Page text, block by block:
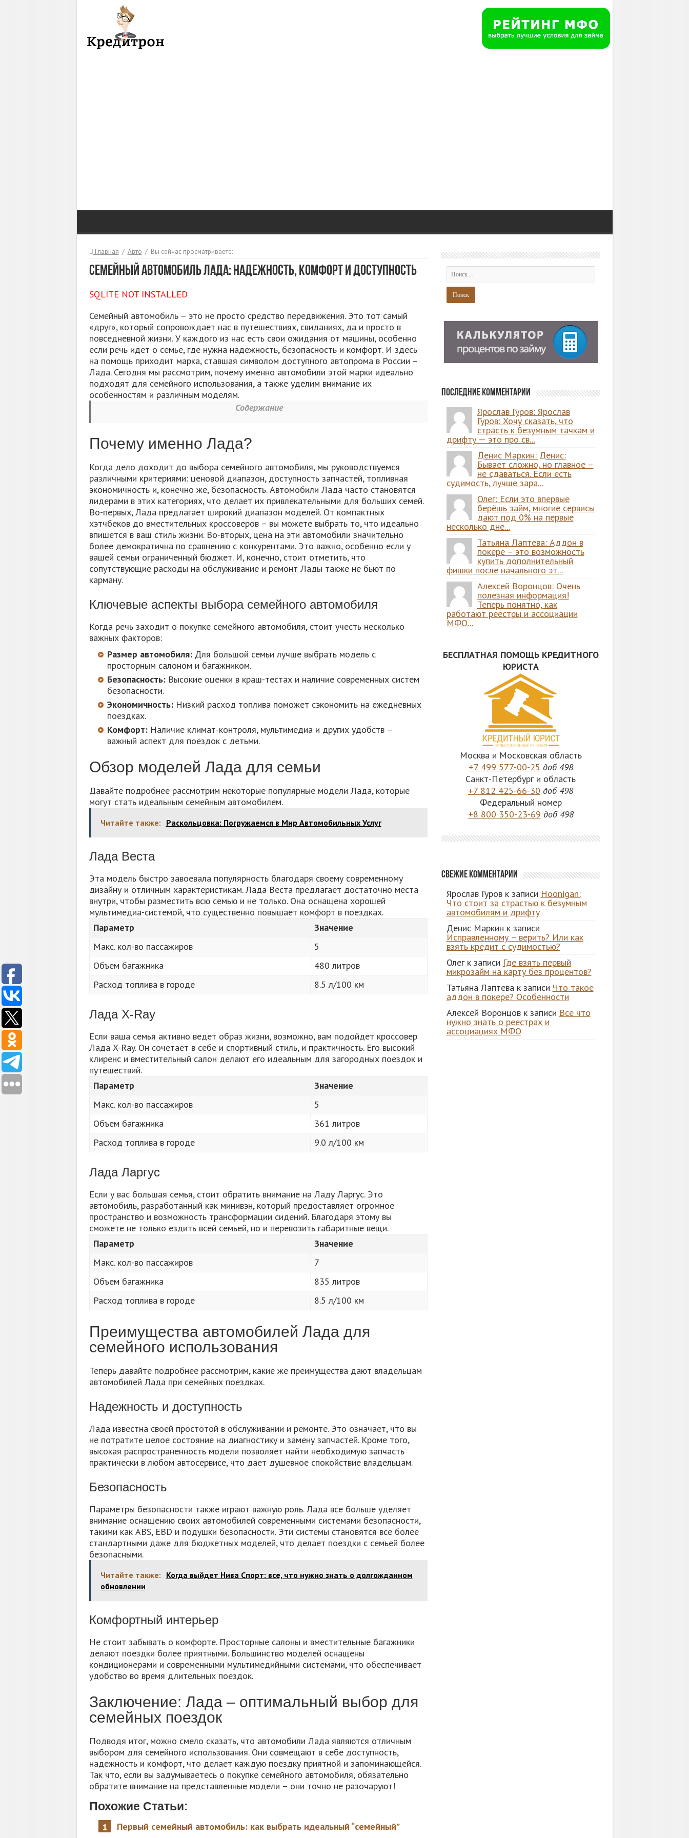
Главная / Авто / Вы сейчас просматриваете:
Семейный автомобиль Лада: надежность, комфорт и доступность
SQLITE NOT INSTALLED
Семейный автомобиль – это не просто средство передвижения. Это тот самый
«друг», который сопровождает нас в путешествиях, свиданиях, да и просто в
повседневной жизни. У каждого из нас есть свои ожидания от машины, особенно
если речь идет о семье, где нужна надежность, безопасность и комфорт. И здесь
на помощь приходит марка, ставшая символом доступного автопрома в России –
Лада. Сегодня мы рассмотрим, почему именно автомобили этой марки идеально
подходят для семейного использования, а также уделим внимание их
особенностям и различным моделям.
Содержание
Почему именно Лада?
Когда дело доходит до выбора семейного автомобиля, мы руководствуемся
различными критериями: ценовой диапазон, доступность запчастей, топливная
экономичность и, конечно же, безопасность. Автомобили Лада часто становятся
лидерами в этих категориях, что делает их привлекательными для больших семей.
Во-первых, Лада предлагает широкий диапазон моделей. От компактных
хэтчбеков до вместительных кроссоверов – вы можете выбрать то, что идеально
впишется в ваш стиль жизни. Во-вторых, цена на эти автомобили значительно
более демократична по сравнению с конкурентами. Это важно, особенно если у
вашей семьи ограниченный бюджет. И, конечно, стоит отметить, что
сопутствующие расходы на обслуживание и ремонт Лады также не бьют по
карману.
Ключевые аспекты выбора семейного автомобиля
Когда речь заходит о покупке семейного автомобиля, стоит учесть несколько
важных факторов:
Размер автомобиля:Для большой семьи лучше выбрать модель с
просторным салоном и багажником.
Безопасность:Высокие оценки в краш-тестах и наличие современных систем
безопасности.
Экономичность:Низкий расход топлива поможет сэкономить на ежедневных
поездках.
Комфорт:Наличие климат-контроля, мультимедиа и других удобств –
важный аспект для поездок с детьми.
Обзор моделей Лада для семьи
Давайте подробнее рассмотрим некоторые популярные модели Лада, которые
могут стать идеальным семейным автомобилем.
Читайте также: Раскольцовка: Погружаемся в Мир Автомобильных Услуг
Лада Веста
Эта модель быстро завоевала популярность благодаря своему современному
дизайну и отличным характеристикам. Лада Веста предлагает достаточно места
внутри, чтобы разместить всю семью и не только. Она оснащена хорошей
мультимедиа-системой, что существенно повышает комфорт в поездках.
Параметр
Значение
Макс. кол-во пассажиров
5
Объем багажника
480 литров
Расход топлива в городе
8.5 л/100 км
Лада X-Ray
Если ваша семья активно ведет образ жизни, возможно, вам подойдет кроссовер
Лада X-Ray. Он сочетает в себе и спортивный стиль, и практичность. Его высокий
клиренс и вместительный салон делают его идеальным для загородных поездок и
путешествий.
Параметр
Значение
Макс. кол-во пассажиров
5
Объем багажника
361 литров
Расход топлива в городе
9.0 л/100 км
Лада Ларгус
Если у вас большая семья, стоит обратить внимание на Ладу Ларгус. Это
автомобиль, разработанный как минивэн, который предоставляет огромное
пространство и возможность трансформации сидений. Благодаря этому вы
сможете не только ездить всей семьей, но и перевозить габаритные вещи.
Параметр
Значение
Макс. кол-во пассажиров
7
Объем багажника
835 литров
Расход топлива в городе
8.5 л/100 км
Преимущества автомобилей Лада для
семейного использования
Теперь давайте подробнее рассмотрим, какие же преимущества дают владельцам
автомобилей Лада при семейных поездках.
Надежность и доступность
Лада известна своей простотой в обслуживании и ремонте. Это означает, что вы
не потратите целое состояние на диагностику и замену запчастей. Кроме того,
высокая распространенность модели позволяет найти необходимую запчасть
практически в любом автосервисе, что дает душевное спокойствие владельцам.
Безопасность
Параметры безопасности также играют важную роль. Лада все больше уделяет
внимание оснащению своих автомобилей современными системами безопасности,
такими как ABS, EBD и подушки безопасности. Эти системы становятся все более
стандартными даже для бюджетных моделей, что делает поездки с семьей более
безопасными.
Читайте также: Когда выйдет Нива Спорт: все, что нужно знать о долгожданном
обновлении
Комфортный интерьер
Не стоит забывать о комфорте. Просторные салоны и вместительные багажники
делают поездки более приятными. Большинство моделей оснащены
кондиционерами и современными мультимедийными системами, что обеспечивает
удобство во время длительных поездок.
Заключение: Лада – оптимальный выбор для
семейных поездок
Подводя итог, можно смело сказать, что автомобили Лада являются отличным
выбором для семейного использования. Они совмещают в себе доступность,
надежность и комфорт, что делает каждую поездку приятной и запоминающейся.
Так что, если вы задумываетесь о покупке семейного автомобиля, обязательно
обратите внимание на представленные модели – они точно не разочаруют!
Похожие Статьи:
Первый семейный автомобиль: как выбрать идеальный “семейный”
Последние комментарии
Ярослав Гуров: Ярослав
Гуров: Хочу сказать, что
страсть к безумным тачкам и
дрифту — это про св...
Денис Маркин: Денис:
Бывает сложно, но главное –
не сдаваться. Если есть
судимость, лучше зара...
Олег: Если это впервые
берёшь займ, многие сервисы
дают под 0% на первые
несколько дне...
Татьяна Лаптева: Аддон в
покере – это возможность
купить дополнительный
фишки после начального эт...
Алексей Воронцов: Очень
полезная информация!
Теперь понятно, как
работают реестры и ассоциации
МФО...
БЕСПЛАТНАЯ ПОМОЩЬ КРЕДИТНОГО
ЮРИСТА
Москва и Московская область
+7 499 577-00-25 доб 498
Санкт-Петербург и область
+7 812 425-66-30 доб 498
Федеральный номер
+8 800 350-23-69 доб 498
Свежие комментарии
Ярослав Гуровк записи Hoonigan:
Что стоит за страстью к безумным
автомобилям и дрифту
Денис Маркин к записи
Исправленному – верить? Или как
взять кредит с судимостью?
Олегк записи Где взять первый
микрозайм на карту без процентов?
Татьяна Лаптевак записи Что такое
аддон в покере? Особенности
Алексей Воронцовк записи Все что
нужно знать о реестрах и
ассоциациях МФО